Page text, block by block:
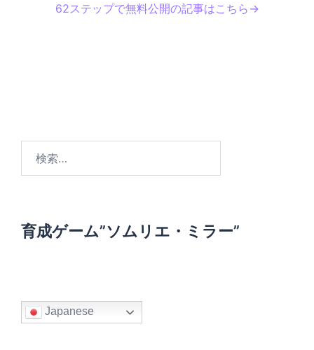
62ステップで無料公開の記事はこちら→
育成ゲーム”ソムリエ・ミラー”
Japanese